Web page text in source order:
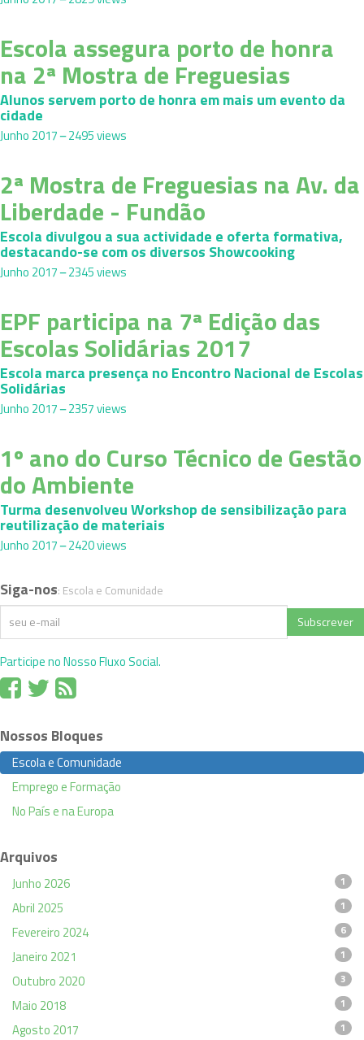
Escola assegura porto de honra
na 2ª Mostra de Freguesias
Alunos servem porto de honra em mais um evento da
cidade
Junho 20172495 views
2ª Mostra de Freguesias na Av. da
Liberdade - Fundão
Escola divulgou a sua actividade e oferta formativa,
destacando-se com os diversos Showcooking
Junho 20172345 views
EPF participa na 7ª Edição das
Escolas Solidárias 2017
Escola marca presença no Encontro Nacional de Escolas
Solidárias
Junho 20172357 views
1º ano do Curso Técnico de Gestão
do Ambiente
Turma desenvolveu Workshop de sensibilização para
reutilização de materiais
Junho 20172420 views
Siga-nos: Escola e Comunidade
Subscrever
Participe no Nosso Fluxo Social.
Nossos Bloques
Escola e Comunidade
Emprego e Formação
No País e na Europa
Arquivos
Junho 2026 1
Abril 2025 1
Fevereiro 2024 6
Janeiro 2021 1
Outubro 2020 3
Maio 2018 1
Agosto 2017 1